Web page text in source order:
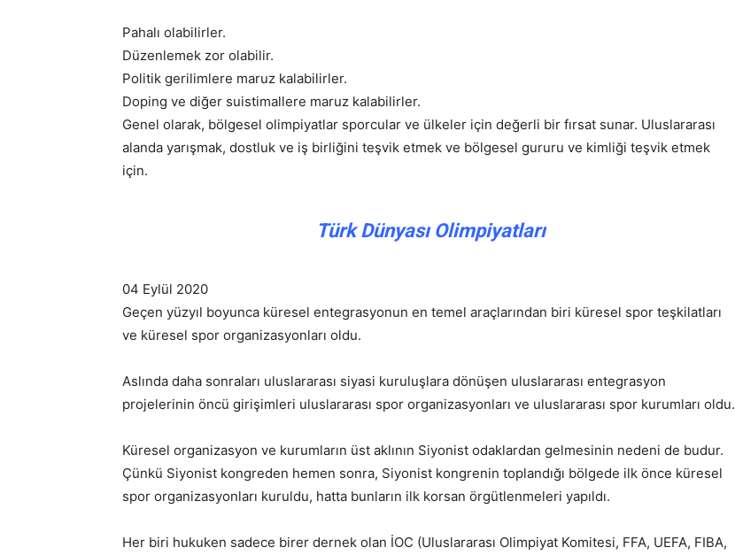
Pahalı olabilirler.
Düzenlemek zor olabilir.
Politik gerilimlere maruz kalabilirler.
Doping ve diğer suistimallere maruz kalabilirler.
Genel olarak, bölgesel olimpiyatlar sporcular ve ülkeler için değerli bir fırsat sunar. Uluslararası
alanda yarışmak, dostluk ve iş birliğini teşvik etmek ve bölgesel gururu ve kimliği teşvik etmek
için.
Türk Dünyası Olimpiyatları
04 Eylül 2020
Geçen yüzyıl boyunca küresel entegrasyonun en temel araçlarından biri küresel spor teşkilatları
ve küresel spor organizasyonları oldu.
Aslında daha sonraları uluslararası siyasi kuruluşlara dönüşen uluslararası entegrasyon
projelerinin öncü girişimleri uluslararası spor organizasyonları ve uluslararası spor kurumları oldu.
Küresel organizasyon ve kurumların üst aklının Siyonist odaklardan gelmesinin nedeni de budur.
Çünkü Siyonist kongreden hemen sonra, Siyonist kongrenin toplandığı bölgede ilk önce küresel
spor organizasyonları kuruldu, hatta bunların ilk korsan örgütlenmeleri yapıldı.
Her biri hukuken sadece birer dernek olan İOC (Uluslararası Olimpiyat Komitesi, FFA, UEFA, FIBA,